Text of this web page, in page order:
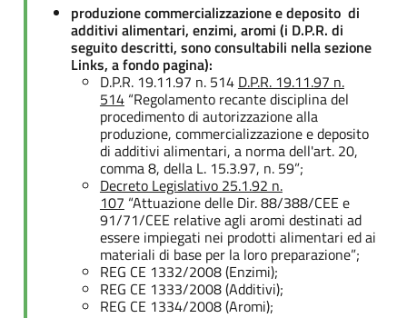
produzione commercializzazione e deposito di
additivi alimentari, enzimi, aromi (i D.P.R. di
seguito descritti, sono consultabili nella sezione
Links, a fondo pagina):
D.P.R. 19.11.97 n. 514 D.P.R. 19.11.97 n.
514“Regolamento recante disciplina del
procedimento di autorizzazione alla
produzione, commercializzazione e deposito
di additivi alimentari, a norma dell'art. 20,
comma 8, della L. 15.3.97, n. 59”;
Decreto Legislativo 25.1.92 n.
107 “Attuazione delle Dir. 88/388/CEE e
91/71/CEE relative agli aromi destinati ad
essere impiegati nei prodotti alimentari ed ai
materiali di base per la loro preparazione”;
REG CE 1332/2008 (Enzimi);
REG CE 1333/2008 (Additivi);
REG CE 1334/2008 (Aromi);